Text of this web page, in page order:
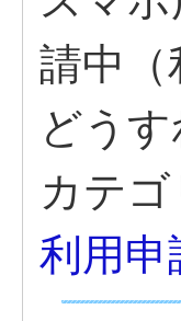
請中（
どう
カテゴ
利用申